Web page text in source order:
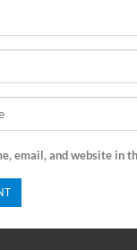
email, and website in